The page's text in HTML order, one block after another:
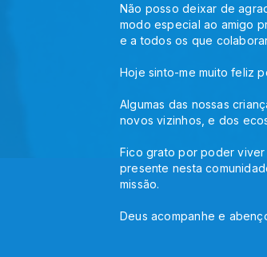
Não posso deixar de
modo especial ao amigo
e a todos os que
Hoje sinto-me muito feliz
Algumas das nossas
novos vizinhos, e dos
Fico grato por poder viver
presente nesta
missão.
Deus acompanhe e